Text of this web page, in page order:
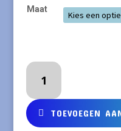
Maat
GLOBAL
MAMAS
Overhemd
van
Afrikaanse
TOEVOEGEN